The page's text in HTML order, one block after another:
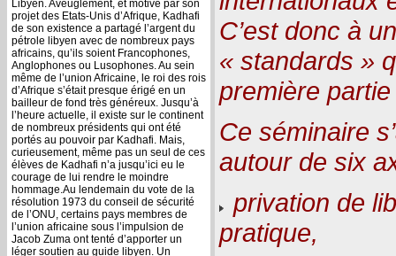
Libyen. Aveuglement, et motivé par son
projet des Etats-Unis d’Afrique, Kadhafi
de son existence a partagé l’argent du
pétrole libyen avec de nombreux pays
africains, qu’ils soient Francophones,
Anglophones ou Lusophones. Au sein
même de l’union Africaine, le roi des rois
d’Afrique s’était presque érigé en un
bailleur de fond très généreux. Jusqu’à
l’heure actuelle, il existe sur le continent
de nombreux présidents qui ont été
portés au pouvoir par Kadhafi. Mais,
curieusement, même pas un seul de ces
élèves de Kadhafi n’a jusqu’ici eu le
courage de lui rendre le moindre
hommage.Au lendemain du vote de la
résolution 1973 du conseil de sécurité
de l’ONU, certains pays membres de
l’union africaine sous l’impulsion de
Jacob Zuma ont tenté d’apporter un
léger soutien au guide libyen. Un
C’est donc à
« standards »
première
Ce séminaire
autour de six
privation de
pratique,